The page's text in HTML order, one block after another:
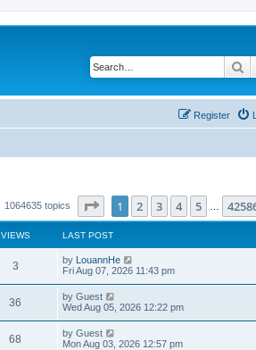
Register
1064635 topics Page of 42586
1 2 3 4 5
VIEWS LAST POST
3 by LouannHe
Fri Aug 07, 2026 11:43 pm
36 by Guest
Wed Aug 05, 2026 12:22 pm
68 by Guest
Mon Aug 03, 2026 12:57 pm